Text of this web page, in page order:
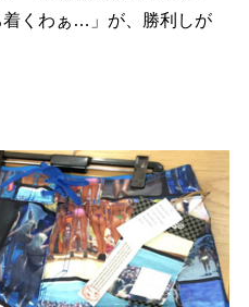
着くわぁ…」が、勝利しが